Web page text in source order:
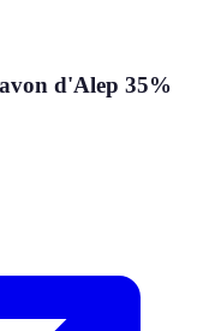
d'Alep 35%